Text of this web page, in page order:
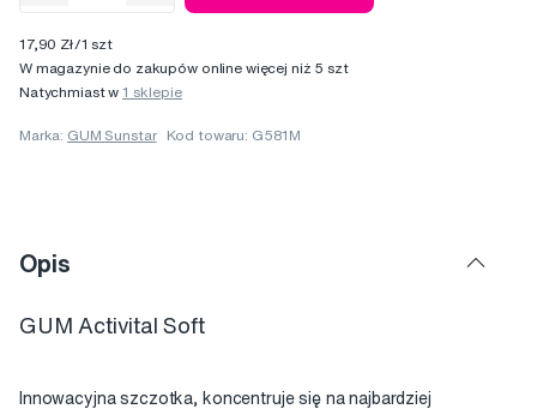
17,90 Zł/1 szt
W magazynie do zakupów online więcej niż 5 szt
Natychmiast w1 sklepie
Marka: GUM Sunstar Kod towaru: G581M
Opis
GUM Activital Soft
Innowacyjna szczotka, koncentruje się na najbardziej